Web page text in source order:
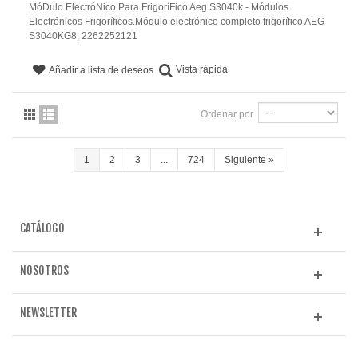
MóDulo ElectróNico Para FrigoríFico Aeg S3040k - Módulos
Electrónicos Frigoríficos.Módulo electrónico completo frigorífico AEG
S3040KG8, 2262252121
Añadir a lista de deseos Vista rápida
Ordenar por
1 2 3 724 Siguiente »
CATÁLOGO
NOSOTROS
NEWSLETTER